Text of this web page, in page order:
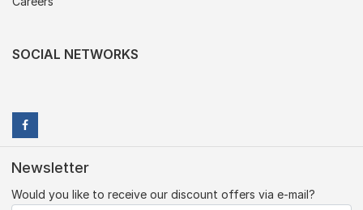
SOCIAL NETWORKS
Newsletter
Would you like to receive our discount offers via e-mail?